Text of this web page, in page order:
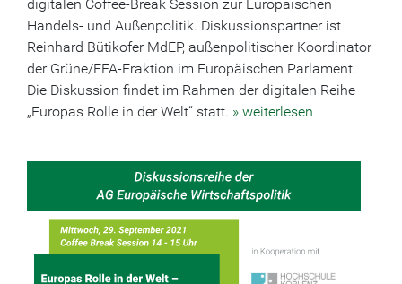
digitalen Coffee-Break Session zur Europäischen
Handels- und Außenpolitik. Diskussionspartner ist
Reinhard Bütikofer MdEP, außenpolitischer Koordinator
der Grüne/EFA-Fraktion im Europäischen Parlament.
Die Diskussion findet im Rahmen der digitalen Reihe
„Europas Rolle in der Welt“ statt. » weiterlesen